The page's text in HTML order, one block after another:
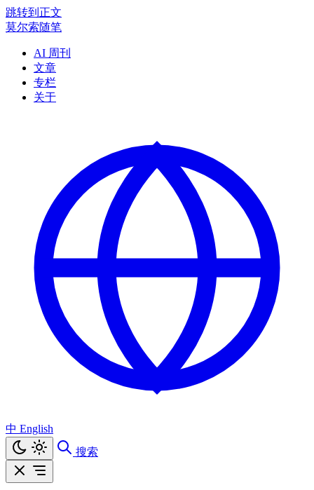
跳转到正文
莫尔索随笔
AI 周刊
文章
专栏
关于
中 English
搜索